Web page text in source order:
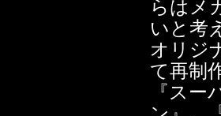
らはメ
いと考
オリジ
て再制
『スー